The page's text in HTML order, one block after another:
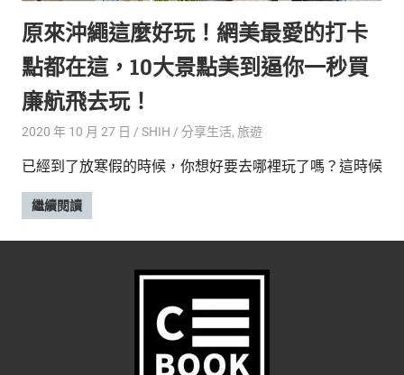
生
活
度
采
豐
富
的
時
尚
流、
活
遊、
原來沖繩這麼好玩！網美最愛的打卡
點都在這，10大景點美到逼你一秒買
廉航飛去玩！
2020 年 10 月 27 日 SHIH 分享生活, 旅遊
已經到了放寒假的時候，你想好要去哪裡玩了嗎？這時候
繼續閱讀